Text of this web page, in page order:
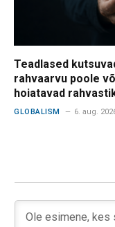
Teadlased
rahvaarvu poole
hoiatavad
GLOBALISM 6. aug.